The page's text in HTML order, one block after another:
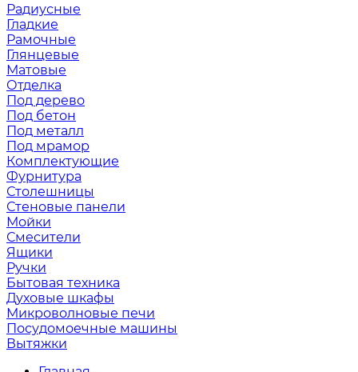
Радиусные
Гладкие
Рамочные
Глянцевые
Матовые
Отделка
Под дерево
Под бетон
Под металл
Под мрамор
Комплектующие
Фурнитура
Столешницы
Стеновые панели
Мойки
Смесители
Ящики
Ручки
Бытовая техника
Духовые шкафы
Микроволновые печи
Посудомоечные машины
Вытяжки